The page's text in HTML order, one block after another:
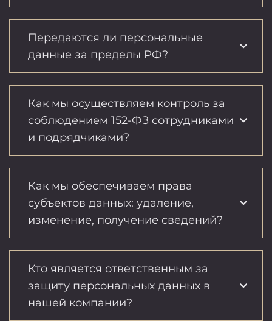
Передаются ли персональные
данные за пределы РФ?
Как мы осуществляем контроль за
соблюдением 152-ФЗ сотрудниками
и подрядчиками?
Как мы обеспечиваем права
субъектов данных: удаление,
изменение, получение сведений?
Кто является ответственным за
защиту персональных данных в
нашей компании?